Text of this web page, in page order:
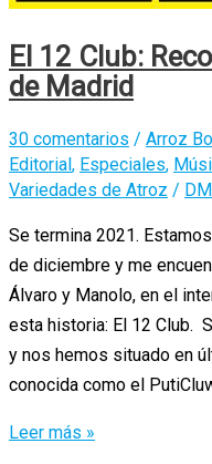
El 12 Club:
de Madrid
30 comentarios / Arroz
Editorial, Especiales,
Variedades de Atroz /
Se termina 2021.
de diciembre y me
Álvaro y Manolo, en el
esta historia: El 12 Club.
y nos hemos situado en
conocida como el
El
Leer más »